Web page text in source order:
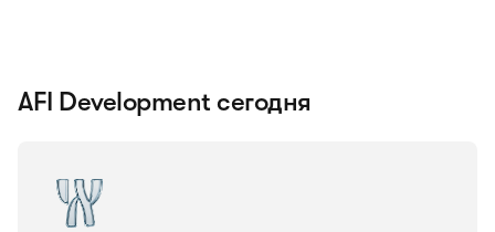
AFI Development сегодня